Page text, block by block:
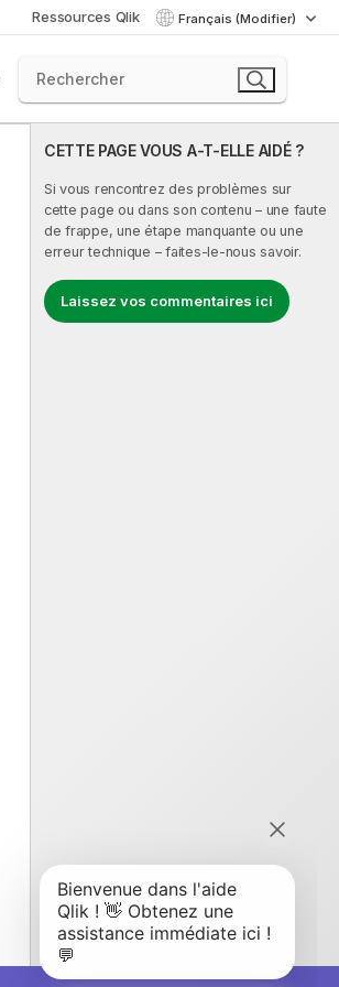
Ressources Qlik Français (Modifier)
CETTE PAGE VOUS A-T-ELLE AIDÉ ?
Si vous rencontrez des problèmes sur
cette page ou dans son contenu – une faute
de frappe, une étape manquante ou une
erreur technique – faites-le-nous savoir.
Laissez vos commentaires ici